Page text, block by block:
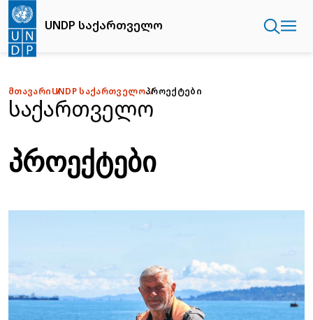
Skip
main
content
UNDP საქართველო
ᲛᲗᲐᲕᲐᲠᲘUNDP ᲡᲐᲥᲐᲠᲗᲕᲔᲚᲝᲞᲠᲝᲔᲥᲢᲔᲑᲘ
საქართველო
ᲞᲠᲝᲔᲥᲢᲔᲑᲘ